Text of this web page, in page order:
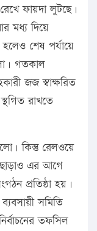
ফায়দা লুটছে।
মধ্য দিয়ে
হলেও শেষ পর্যায়ে
গতকাল
জজ স্বাক্ষরিত
রাখতে
কিন্তু রেলওয়ে
ছাড়াও এর আগে
প্রতিষ্ঠা হয়।
সমিতি
তফসিল